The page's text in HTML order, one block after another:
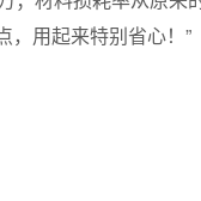
，用起来特别省心！”